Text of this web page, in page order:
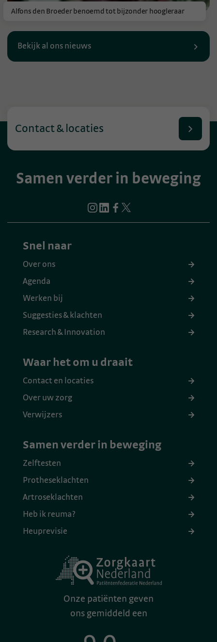
Alfons den Broeder benoemd tot bijzonder hoogleraar
Bekijk al ons nieuws
Samen verder in beweging
Contact & locaties
Snel naar
Over ons
Agenda
Werken bij
Suggesties & klachten
Research & Innovation
Waar het om u draait
Contact en locaties
Over uw zorg
Verwijzers
Samen verder in beweging
Zelftesten
Protheseklachten
Artroseklachten
Heb ik reuma?
Heuprevisie
Onze patiënten geven
ons gemiddeld een